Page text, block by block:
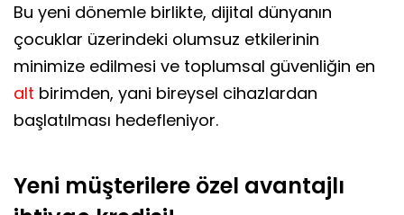
Bu yeni dönemle birlikte, dijital dünyanın
çocuklar üzerindeki olumsuz etkilerinin
minimize edilmesi ve toplumsal güvenliğin en
alt birimden, yani bireysel cihazlardan
başlatılması hedefleniyor.
Yeni müşterilere özel avantajlı